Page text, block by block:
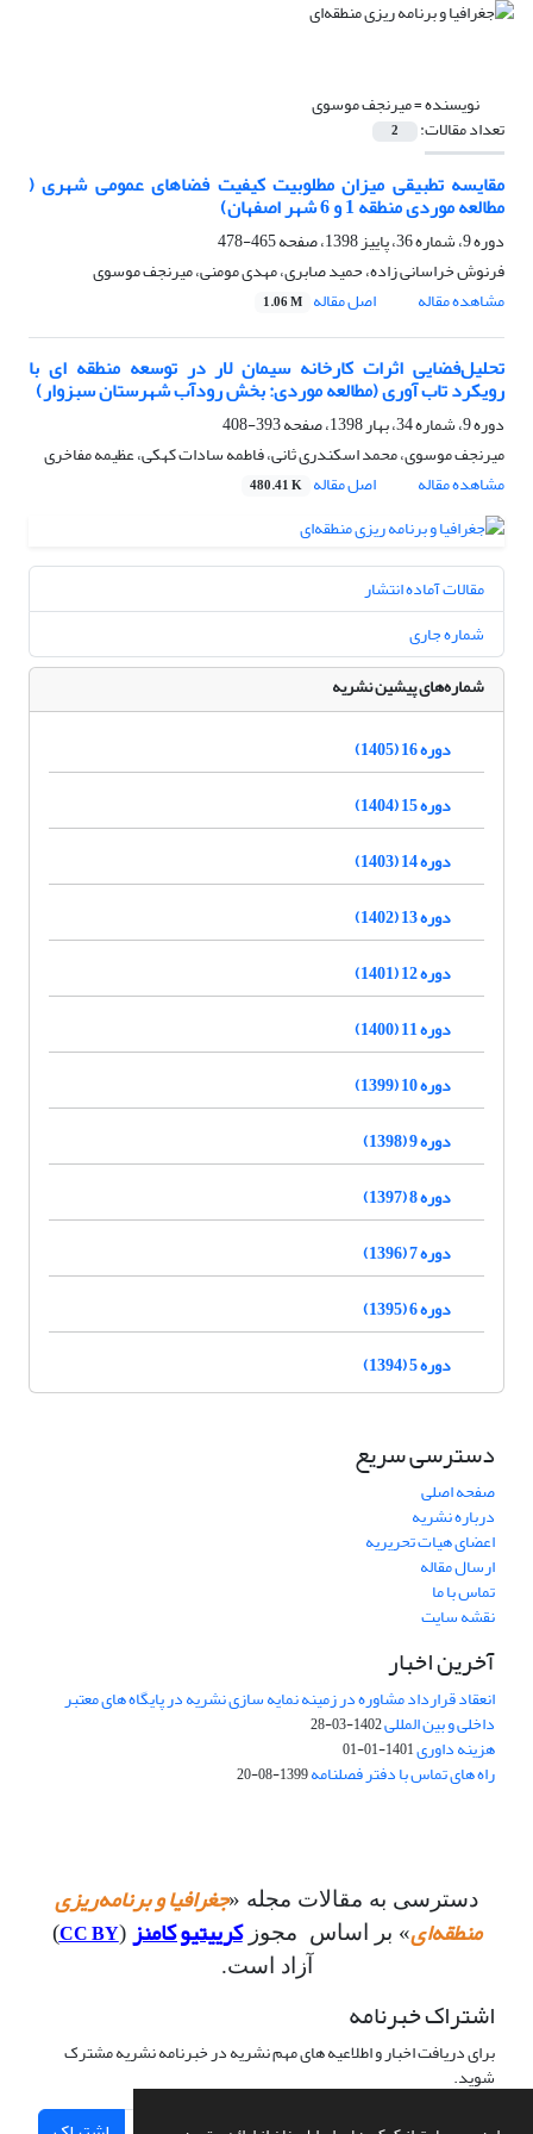
نویسنده =میرنجف موسوی
تعداد مقالات: 2
مقایسه تطبیقی میزان مطلوبیت کیفیت فضاهای عمومی شهری (
مطالعه موردی منطقه 1 و 6 شهر اصفهان)
دوره 9، شماره 36، پاییز 1398، صفحه
465-478
فرنوش خراسانی زاده، حمید صابری، مهدی مومنی، میرنجف موسوی
مشاهده مقاله
اصل مقاله 1.06 M
تحلیل‌فضایی اثرات کارخانه سیمان لار در توسعه منطقه ای با
رویکرد تاب آوری (مطالعه موردی: بخش رودآب شهرستان سبزوار)
دوره 9، شماره 34، بهار 1398، صفحه
393-408
میرنجف موسوی، محمد اسکندری ثانی، فاطمه سادات کهکی، عظیمه مفاخری
مشاهده مقاله
اصل مقاله 480.41 K
مقالات آماده انتشار
شماره جاری
شماره‌های پیشین نشریه
دوره 16 (1405)
دوره 15 (1404)
دوره 14 (1403)
دوره 13 (1402)
دوره 12 (1401)
دوره 11 (1400)
دوره 10 (1399)
دوره 9 (1398)
دوره 8 (1397)
دوره 7 (1396)
دوره 6 (1395)
دوره 5 (1394)
دسترسی سریع
صفحه اصلی
درباره نشریه
اعضای هیات تحریریه
ارسال مقاله
تماس با ما
نقشه سایت
آخرین اخبار
انعقاد قرارداد مشاوره در زمینه نمایه سازی نشریه در پایگاه های معتبر
داخلی و بین المللی1402-03-28
هزینه داوری1401-01-01
راه های تماس با دفتر فصلنامه1399-08-20
دسترسی به مقالات مجله «جغرافیا و برنامه‌ریزی
منطقه‌ای» بر اساس مجوزکرییتیو کامنز (
CC BY
)
آزاد است.
اشتراک خبرنامه
برای دریافت اخبار و اطلاعیه های مهم نشریه در خبرنامه نشریه مشترک
شوید.